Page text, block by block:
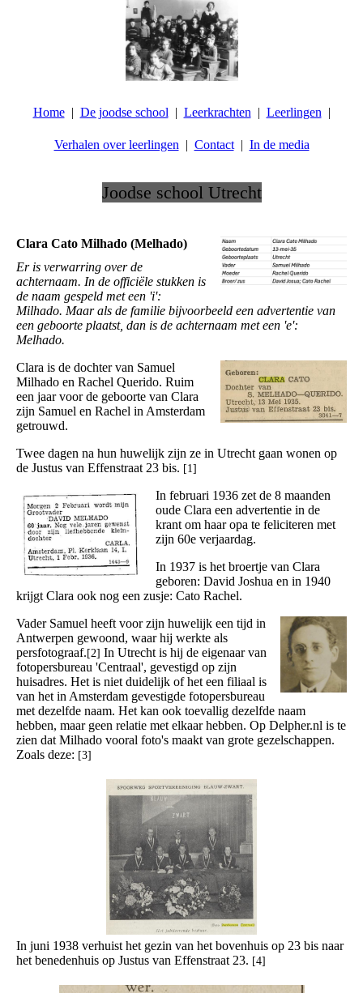
Home De joodse school Leerkrachten Leerlingen
Verhalen over leerlingen Contact In de media
Joodse school Utrecht
Clara Cato Milhado (Melhado)
Er is verwarring over de
achternaam. In de officiële stukken is
de naam gespeld met een 'i':
Milhado. Maar als de familie bijvoorbeeld een advertentie van
een geboorte plaatst, dan is de achternaam met een 'e':
Melhado.
Clara is de dochter van Samuel
Milhado en Rachel Querido. Ruim
een jaar voor de geboorte van Clara
zijn Samuel en Rachel in Amsterdam
getrouwd.
Twee dagen na hun huwelijk zijn ze in Utrecht gaan wonen op
de Justus van Effenstraat 23 bis. [1]
In februari 1936 zet de 8 maanden
oude Clara een advertentie in de
krant om haar opa te feliciteren met
zijn 60e verjaardag.
In 1937 is het broertje van Clara
geboren: David Joshua en in 1940
krijgt Clara ook nog een zusje: Cato Rachel.
Vader Samuel heeft voor zijn huwelijk een tijd in
Antwerpen gewoond, waar hij werkte als
persfotograaf. [2] In Utrecht is hij de eigenaar van
fotopersbureau 'Centraal', gevestigd op zijn
huisadres. Het is niet duidelijk of het een filiaal is
van het in Amsterdam gevestigde fotopersbureau
met dezelfde naam. Het kan ook toevallig dezelfde naam
hebben, maar geen relatie met elkaar hebben. Op Delpher.nl is te
zien dat Milhado vooral foto's maakt van grote gezelschappen.
Zoals deze: [3]
In juni 1938 verhuist het gezin van het bovenhuis op 23 bis naar
het benedenhuis op Justus van Effenstraat 23. [4]